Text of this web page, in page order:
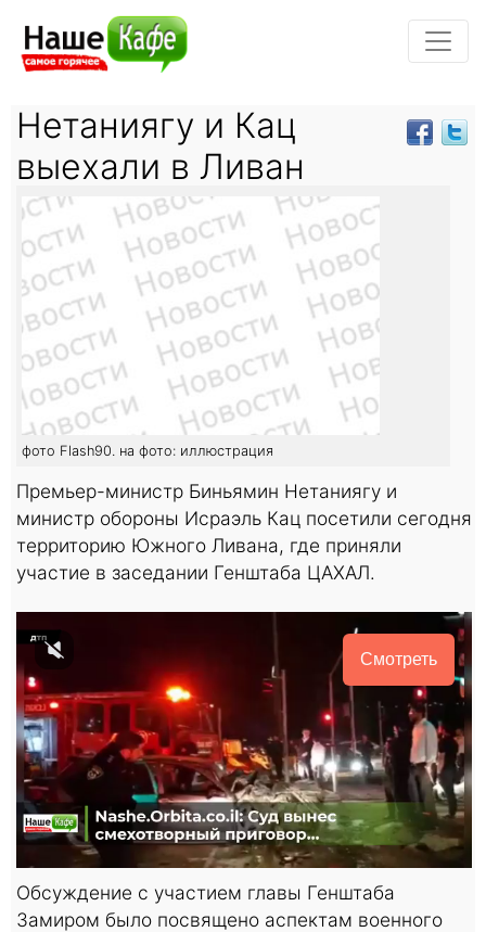
Нетаниягу и Кац
выехали в Ливан
фото Flash90. на фото: иллюстрация
Премьер-министр Биньямин Нетаниягу и
министр обороны Исраэль Кац посетили сегодня
территорию Южного Ливана, где приняли
участие в заседании Генштаба ЦАХАЛ.
Смотреть
Обсуждение с участием главы Генштаба
Замиром было посвящено аспектам военного